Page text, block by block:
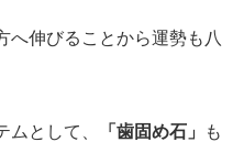
へ伸びることから運勢も八
ムとして、 「歯固め石」
も